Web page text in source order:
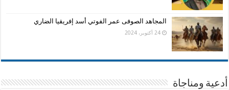
المجاهد الصوفى عمر الفوتي أسد إفريقيا الضاري
24 أكتوبر، 2024
أدعية ومناجاة